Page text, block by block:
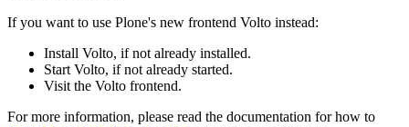
If you want to use Plone's new frontend Volto instead:
Install Volto, if not already installed.
Start Volto, if not already started.
Visit the Volto frontend.
For more information, please read the documentation for how to